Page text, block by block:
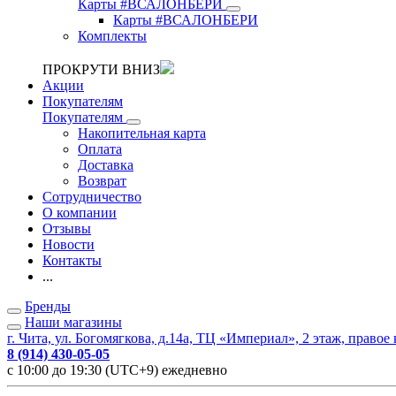
Карты #ВСАЛОНБЕРИ
Карты #ВСАЛОНБЕРИ
Комплекты
ПРОКРУТИ ВНИЗ
Акции
Покупателям
Покупателям
Накопительная карта
Оплата
Доставка
Возврат
Сотрудничество
О компании
Отзывы
Новости
Контакты
...
Бренды
Наши магазины
г. Чита, ул. Богомягкова, д.14а, ТЦ «Империал», 2 этаж, правое
8 (914) 430-05-05
с 10:00 до 19:30 (UTC+9) ежедневно